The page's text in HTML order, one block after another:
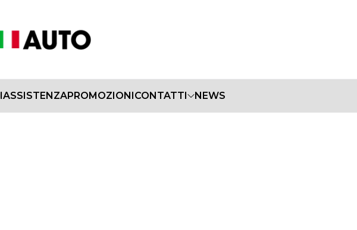
ASSISTENZAPROMOZIONICONTATTI NEWS